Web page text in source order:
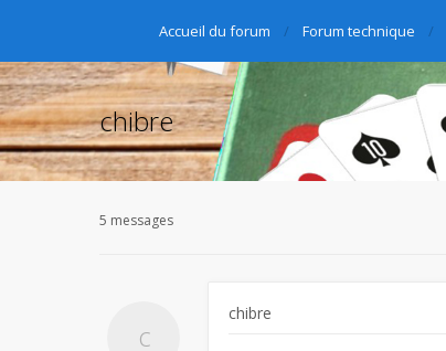
Accueil du forum Forum technique
chibre
5 messages
chibre